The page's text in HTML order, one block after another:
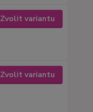
Zvolit variantu
Zvolit variantu